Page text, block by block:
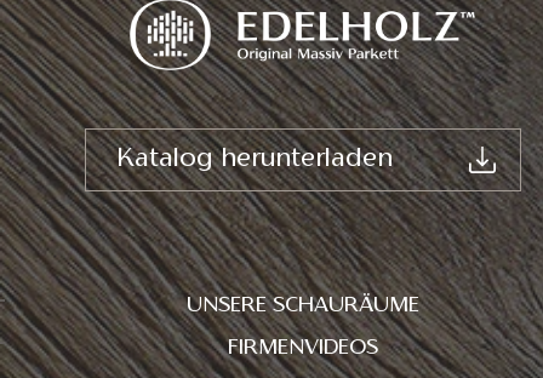
Katalog herunterladen
UNSERE SCHAURÄUME
FIRMENVIDEOS